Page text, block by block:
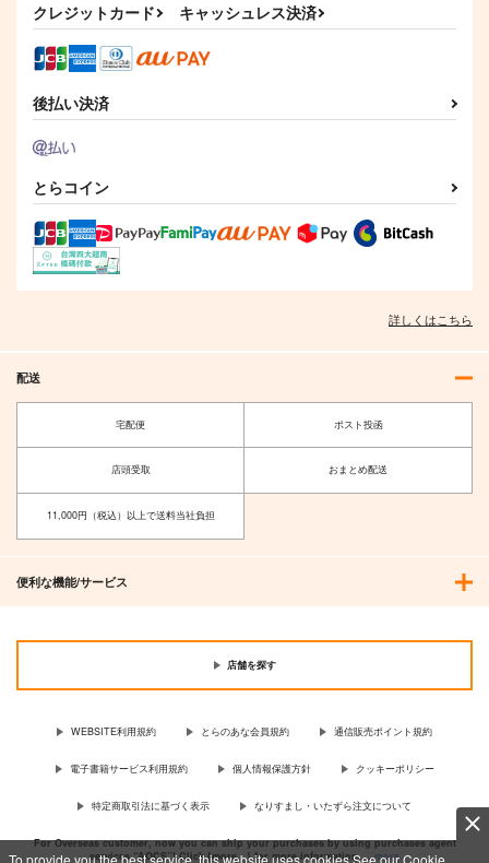
To provide you the best service, this website uses cookies.See our Cookie
カート カート
Lun Lun Roo
専売
カート
転光石を全力投球
472 （税込）
東京放課後サモナーズ
主４
オールキャラ
クレジットカード キャッシュレス決済
後払い決済
とらコイン
詳しくはこちら
配送
宅配便 ポスト投函
店頭受取 おまとめ配送
11,000円（税込）以上で送料当社負担
便利な機能/サービス
店舗を探す
WEBSITE利用規約 とらのあな会員規約 通信販売ポイント規約
電子書籍サービス利用規約 個人情報保護方針 クッキーポリシー
特定商取引法に基づく表示 なりすまし・いたずら注文について
For Overseas customer, now you can ship your purchases by using purchases agent
services “AOCS”! Click {more…} for more information …more